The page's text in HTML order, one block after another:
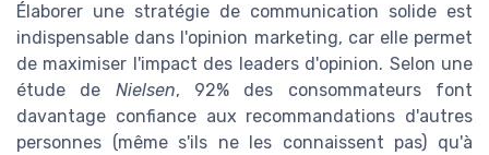
Élaborer une stratégie de communication solide est
indispensable dans l'opinion marketing, car elle permet
de maximiser l'impact des leaders d'opinion. Selon une
étude de Nielsen, 92% des consommateurs font
davantage confiance aux recommandations d'autres
personnes (même s'ils ne les connaissent pas) qu'à